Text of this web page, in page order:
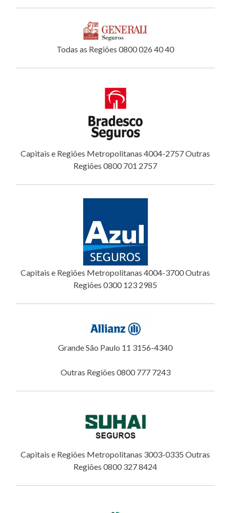
Todas as Regiões 0800 026 40 40
Capitais e Regiões Metropolitanas 4004-2757 Outras
Regiões 0800 701 2757
Capitais e Regiões Metropolitanas 4004-3700 Outras
Regiões 0300 123 2985
Grande São Paulo 11 3156-4340
Outras Regiões 0800 777 7243
Capitais e Regiões Metropolitanas 3003-0335 Outras
Regiões 0800 327 8424